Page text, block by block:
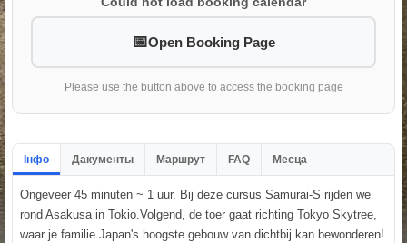
Open Booking Page
Please use the button above to access the booking page
Інфо Дакументы Маршрут FAQ Месца
Ongeveer 45 minuten ~ 1 uur. Bij deze cursus Samurai-S rijden we
rond Asakusa in Tokio.Volgend, de toer gaat richting Tokyo Skytree,
waar je familie Japan's hoogste gebouw van dichtbij kan bewonderen!